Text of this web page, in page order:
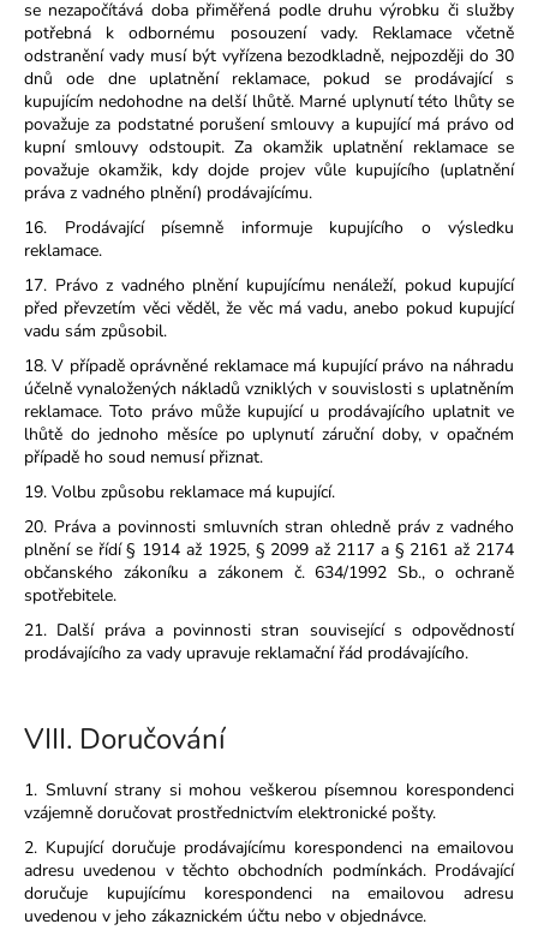
se nezapočítává doba přiměřená podle druhu výrobku či služby
potřebná k odbornému posouzení vady. Reklamace včetně
odstranění vady musí být vyřízena bezodkladně, nejpozději do 30
dnů ode dne uplatnění reklamace, pokud se prodávající s
kupujícím nedohodne na delší lhůtě. Marné uplynutí této lhůty se
považuje za podstatné porušení smlouvy a kupující má právo od
kupní smlouvy odstoupit. Za okamžik uplatnění reklamace se
považuje okamžik, kdy dojde projev vůle kupujícího (uplatnění
práva z vadného plnění) prodávajícímu.
16. Prodávající písemně informuje kupujícího o výsledku
reklamace.
17. Právo z vadného plnění kupujícímu nenáleží, pokud kupující
před převzetím věci věděl, že věc má vadu, anebo pokud kupující
vadu sám způsobil.
18. V případě oprávněné reklamace má kupující právo na náhradu
účelně vynaložených nákladů vzniklých v souvislosti s uplatněním
reklamace. Toto právo může kupující u prodávajícího uplatnit ve
lhůtě do jednoho měsíce po uplynutí záruční doby, v opačném
případě ho soud nemusí přiznat.
19. Volbu způsobu reklamace má kupující.
20. Práva a povinnosti smluvních stran ohledně práv z vadného
plnění se řídí § 1914 až 1925, § 2099 až 2117 a § 2161 až 2174
občanského zákoníku a zákonem č. 634/1992 Sb., o ochraně
spotřebitele.
21. Další práva a povinnosti stran související s odpovědností
prodávajícího za vady upravuje reklamační řád prodávajícího.
VIII. Doručování
1. Smluvní strany si mohou veškerou písemnou korespondenci
vzájemně doručovat prostřednictvím elektronické pošty.
2. Kupující doručuje prodávajícímu korespondenci na emailovou
adresu uvedenou v těchto obchodních podmínkách. Prodávající
doručuje kupujícímu korespondenci na emailovou adresu
uvedenou v jeho zákaznickém účtu nebo v objednávce.